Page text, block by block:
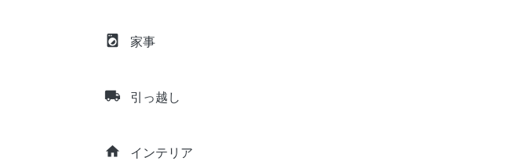
local_laundry_service 家事
local_shipping 引っ越し
home インテリア